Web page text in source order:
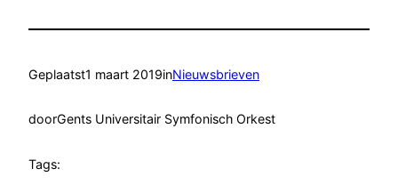
Geplaatst1 maart 2019inNieuwsbrieven
doorGents Universitair Symfonisch Orkest
Tags: